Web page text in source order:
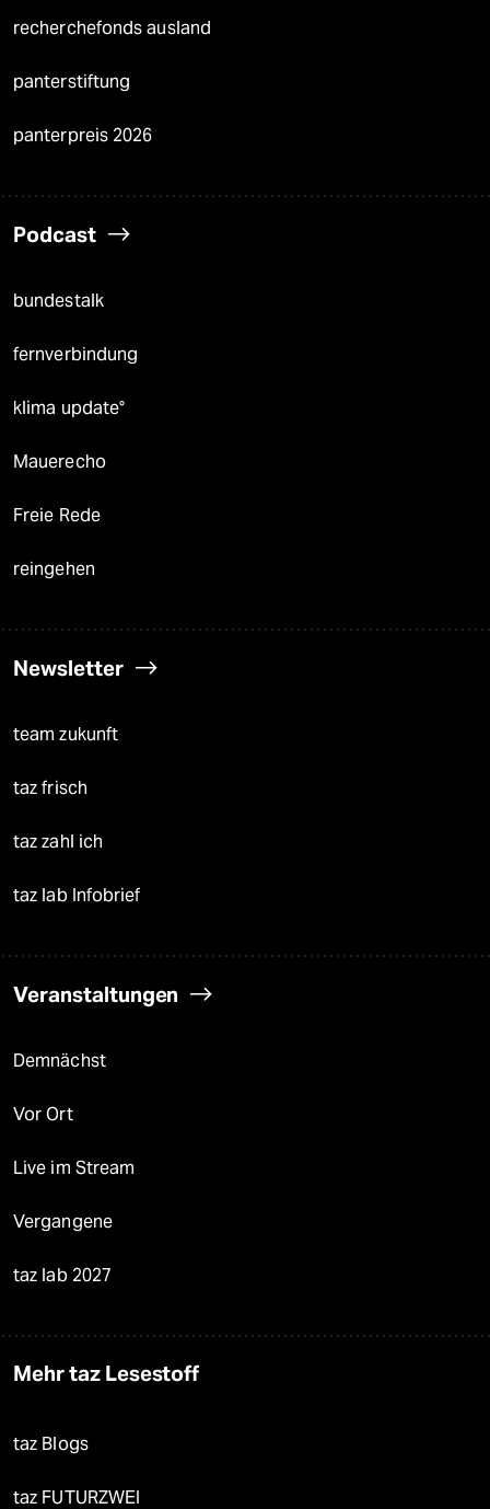
recherchefonds ausland
panterstiftung
panterpreis 2026
Podcast
bundestalk
fernverbindung
klima update°
Mauerecho
Freie Rede
reingehen
Newsletter
team zukunft
taz frisch
taz zahl ich
taz lab Infobrief
Veranstaltungen
Demnächst
Vor Ort
Live im Stream
Vergangene
taz lab 2027
Mehr taz Lesestoff
taz Blogs
taz FUTURZWEI